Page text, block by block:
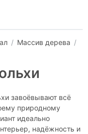
Массив дерева
завоёвывают всё
природному
идеально
надёжность и